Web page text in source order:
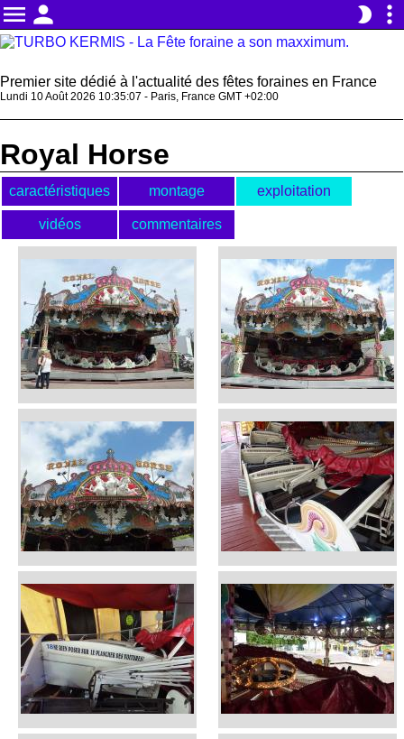
menu person brightness_2 more_vert
Premier site dédié à l'actualité des fêtes foraines en France
Lundi 10 Août 2026 10:35:07 - Paris, France GMT +02:00
Royal Horse
caractéristiques montage exploitation
vidéos commentaires